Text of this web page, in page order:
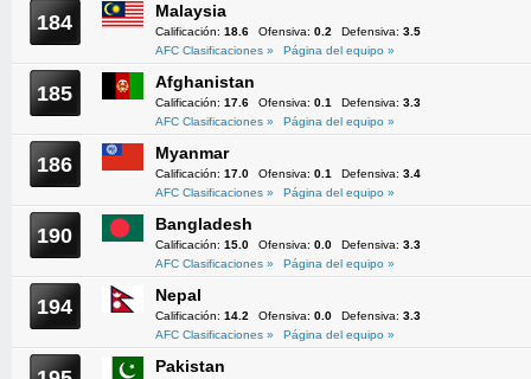
184 Malaysia
Calificación: 18.6 Ofensiva: 0.2 Defensiva: 3.5
AFC Clasificaciones »
Página del equipo »
185 Afghanistan
Calificación: 17.6 Ofensiva: 0.1 Defensiva: 3.3
AFC Clasificaciones »
Página del equipo »
186 Myanmar
Calificación: 17.0 Ofensiva: 0.1 Defensiva: 3.4
AFC Clasificaciones »
Página del equipo »
190 Bangladesh
Calificación: 15.0 Ofensiva: 0.0 Defensiva: 3.3
AFC Clasificaciones »
Página del equipo »
194 Nepal
Calificación: 14.2 Ofensiva: 0.0 Defensiva: 3.3
AFC Clasificaciones »
Página del equipo »
Pakistan